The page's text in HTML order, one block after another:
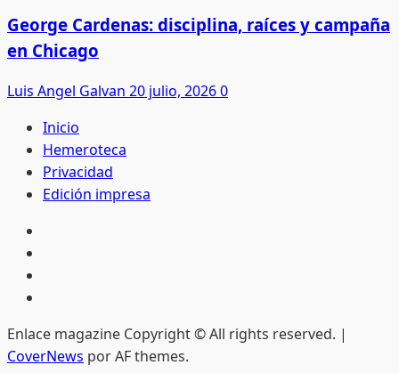
George Cardenas: disciplina, raíces y campaña
en Chicago
Luis Angel Galvan 20 julio, 20260
Inicio
Hemeroteca
Privacidad
Edición impresa
Enlace magazine Copyright © All rights reserved. |
CoverNews por AF themes.